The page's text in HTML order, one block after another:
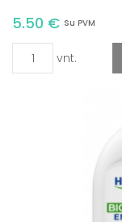
5.50 € Su PVM
vnt.